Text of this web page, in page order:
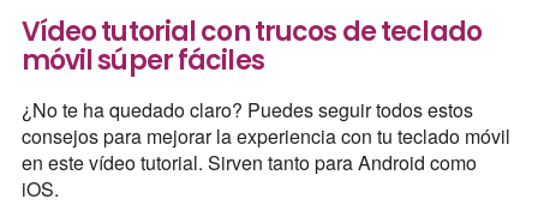
Vídeo tutorial con trucos de teclado
móvil súper fáciles
¿No te ha quedado claro? Puedes seguir todos estos
consejos para mejorar la experiencia con tu teclado móvil
en este vídeo tutorial. Sirven tanto para Android como
iOS.